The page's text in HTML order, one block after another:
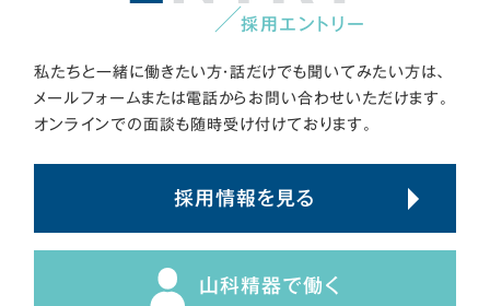
採用エントリー
私たちと一緒に働きたい方・話だけでも聞いてみたい方は、
メールフォームまたは電話からお問い合わせいただけます。
オンラインでの面談も随時受け付けております。
採用情報を見る
山科精器で働く